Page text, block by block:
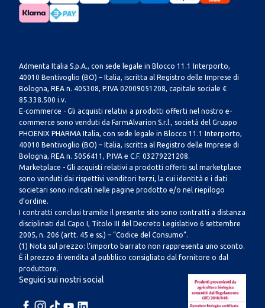
Admenta Italia S.p.A., con sede legale in Blocco 11.1 Interporto,
40010 Bentivoglio (BO) – Italia, iscritta al Registro delle Imprese di
Bologna, REA n. 405308, P.IVA 02009051208, capitale sociale €
85.338.500 i.v.
E-commerce - Gli acquisti relativi a prodotti offerti nel nostro e-
commerce sono venduti da FarmAlvarion S.r.l., società del Gruppo
PHOENIX PHARMA Italia, con sede legale in Blocco 11.1 Interporto,
40010 Bentivoglio (BO) – Italia, iscritta al Registro delle Imprese di
Bologna, REA n. 5056411, P.IVA e C.F. 03279221208.
Marketplace - Gli acquisti relativi a prodotti offerti sul marketplace
sono venduti dai rispettivi venditori terzi, la cui identità e i dati
societari sono indicati nelle pagine prodotto e/o nel riepilogo
d’ordine.
I contratti conclusi tramite il presente sito sono contratti a distanza
disciplinati dal Capo I, Titolo III del Decreto Legislativo 6 settembre
2005, n. 206 (artt. 45 e ss.) – “Codice del Consumo”.
(1) Nota sul prezzo: l’importo barrato non rappresenta uno sconto.
È il prezzo di vendita al pubblico consigliato dal fornitore o dal
produttore.
Seguici sui nostri social